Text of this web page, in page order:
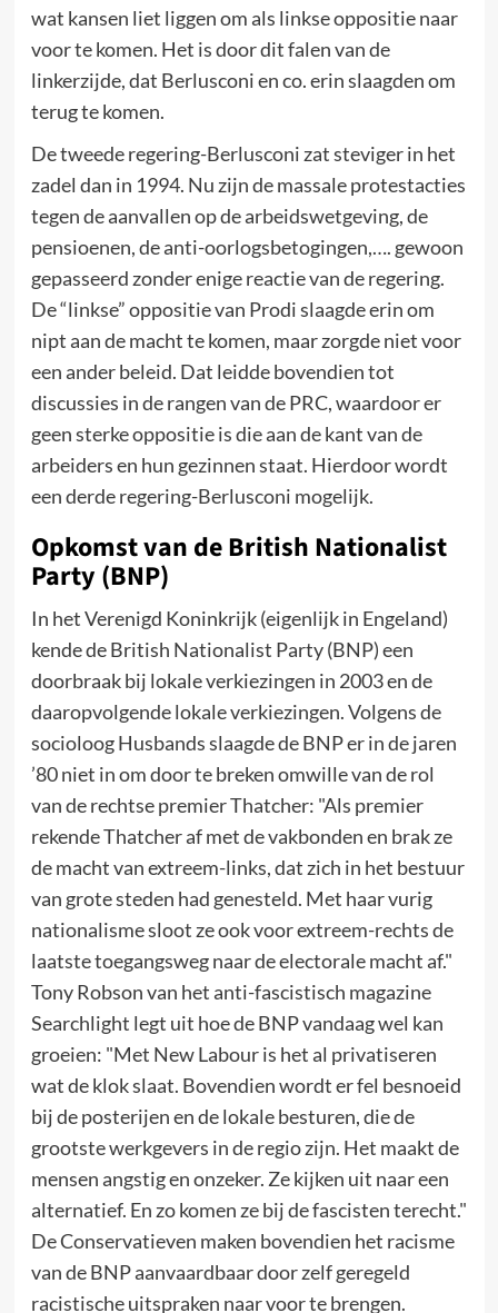
wat kansen liet liggen om als linkse oppositie naar
voor te komen. Het is door dit falen van de
linkerzijde, dat Berlusconi en co. erin slaagden om
terug te komen.
De tweede regering-Berlusconi zat steviger in het
zadel dan in 1994. Nu zijn de massale protestacties
tegen de aanvallen op de arbeidswetgeving, de
pensioenen, de anti-oorlogsbetogingen,…. gewoon
gepasseerd zonder enige reactie van de regering.
De “linkse” oppositie van Prodi slaagde erin om
nipt aan de macht te komen, maar zorgde niet voor
een ander beleid. Dat leidde bovendien tot
discussies in de rangen van de PRC, waardoor er
geen sterke oppositie is die aan de kant van de
arbeiders en hun gezinnen staat. Hierdoor wordt
een derde regering-Berlusconi mogelijk.
Opkomst van de British Nationalist
Party (BNP)
In het Verenigd Koninkrijk (eigenlijk in Engeland)
kende de British Nationalist Party (BNP) een
doorbraak bij lokale verkiezingen in 2003 en de
daaropvolgende lokale verkiezingen. Volgens de
socioloog Husbands slaagde de BNP er in de jaren
’80 niet in om door te breken omwille van de rol
van de rechtse premier Thatcher: "Als premier
rekende Thatcher af met de vakbonden en brak ze
de macht van extreem-links, dat zich in het bestuur
van grote steden had genesteld. Met haar vurig
nationalisme sloot ze ook voor extreem-rechts de
laatste toegangsweg naar de electorale macht af."
Tony Robson van het anti-fascistisch magazine
Searchlight legt uit hoe de BNP vandaag wel kan
groeien: "Met New Labour is het al privatiseren
wat de klok slaat. Bovendien wordt er fel besnoeid
bij de posterijen en de lokale besturen, die de
grootste werkgevers in de regio zijn. Het maakt de
mensen angstig en onzeker. Ze kijken uit naar een
alternatief. En zo komen ze bij de fascisten terecht."
De Conservatieven maken bovendien het racisme
van de BNP aanvaardbaar door zelf geregeld
racistische uitspraken naar voor te brengen.